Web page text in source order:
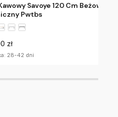
Savoye 120 Cm Beżowy
Pwtbs
zł
28-42 dni